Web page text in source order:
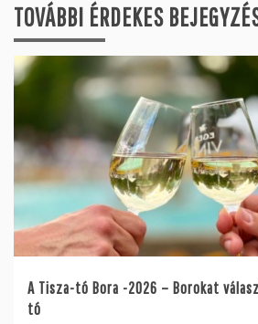
TOVÁBBI ÉRDEKES
A Tisza-tó Bora -2026 – Borokat
tó